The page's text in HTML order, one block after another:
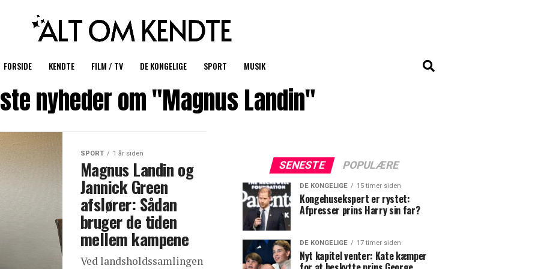
FORSIDE KENDTE FILM / TV DE KONGELIGE SPORT MUSIK
nyheder om "Magnus Landin"
SPORT 1 år siden
Magnus Landin og
Jannick Green
afslører: Sådan
bruger de tiden
mellem kampene
Ved landsholdssamlingen
SENESTE POPULÆRE
DE KONGELIGE 15 timer siden
Kongehusekspert er rystet:
Afpresser prins Harry sin far?
DE KONGELIGE 17 timer siden
Nyt kapitel venter: Kate kæmper